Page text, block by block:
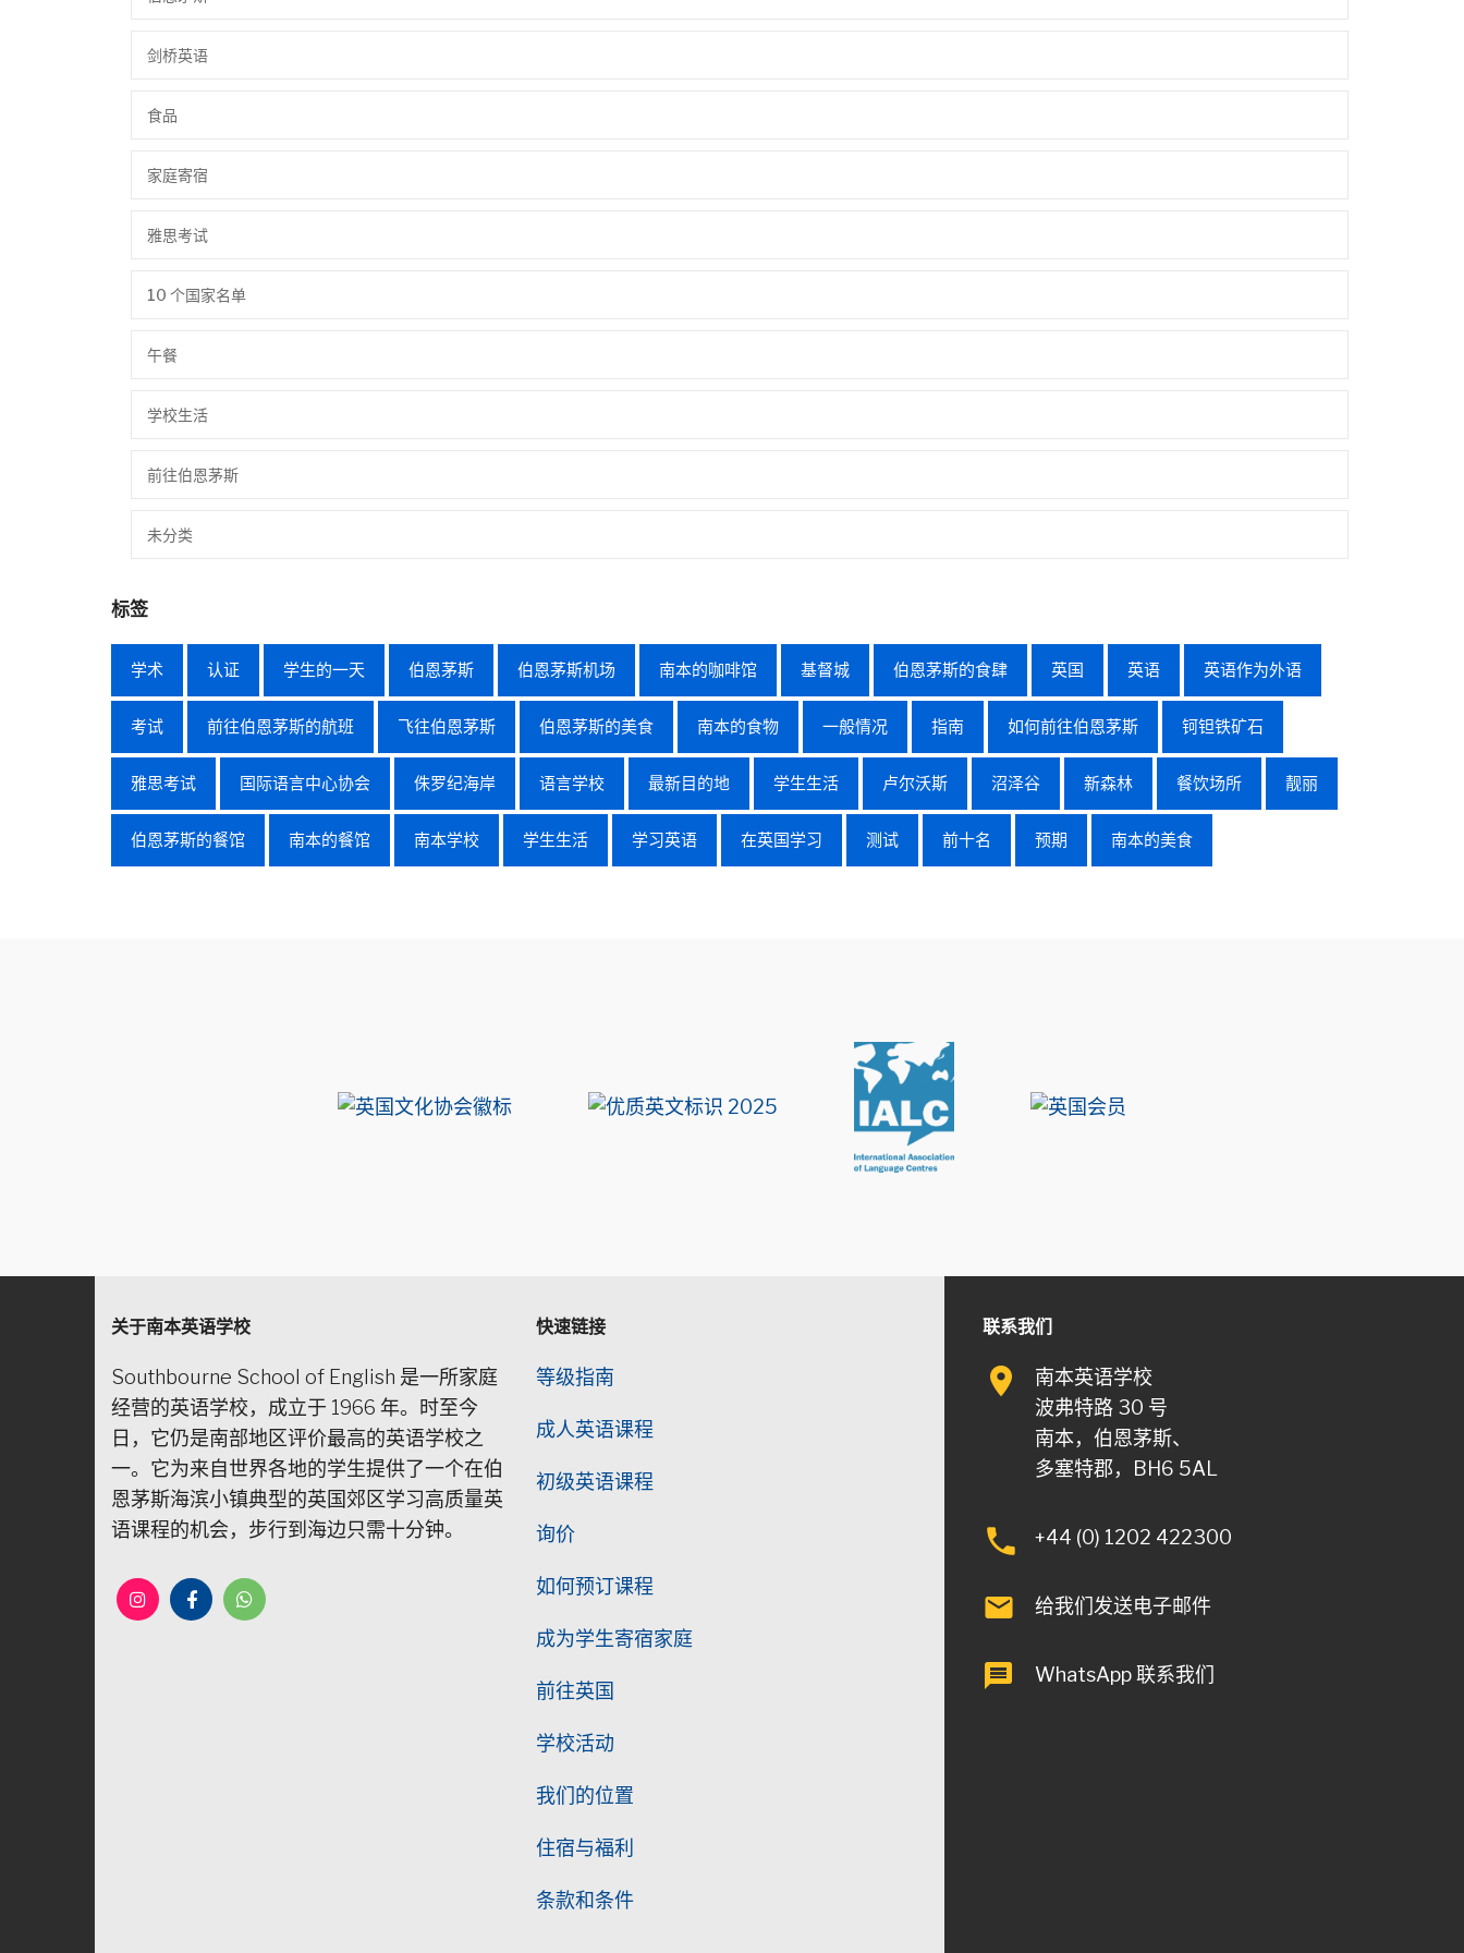
剑桥英语
食品
家庭寄宿
雅思考试
10 个国家名单
午餐
学校生活
前往伯恩茅斯
未分类
标签
学术 认证 学生的一天 伯恩茅斯 伯恩茅斯机场 南本的咖啡馆 基督城 伯恩茅斯的食肆 英国 英语 英语作为外语
考试 前往伯恩茅斯的航班 飞往伯恩茅斯 伯恩茅斯的美食 南本的食物 一般情况 指南 如何前往伯恩茅斯 钶钽铁矿石
雅思考试 国际语言中心协会 侏罗纪海岸 语言学校 最新目的地 学生生活 卢尔沃斯 沼泽谷 新森林 餐饮场所 靓丽
伯恩茅斯的餐馆 南本的餐馆 南本学校 学生生活 学习英语 在英国学习 测试 前十名 预期 南本的美食
关于南本英语学校
Southbourne School of English 是一所家庭
经营的英语学校，成立于 1966 年。时至今
日，它仍是南部地区评价最高的英语学校之
一。它为来自世界各地的学生提供了一个在伯
恩茅斯海滨小镇典型的英国郊区学习高质量英
语课程的机会，步行到海边只需十分钟。
快速链接
等级指南
成人英语课程
初级英语课程
询价
如何预订课程
成为学生寄宿家庭
前往英国
学校活动
我们的位置
住宿与福利
条款和条件
联系我们
南本英语学校
波弗特路 30 号
南本，伯恩茅斯、
多塞特郡，BH6 5AL
+44 (0) 1202 422300
给我们发送电子邮件
WhatsApp 联系我们